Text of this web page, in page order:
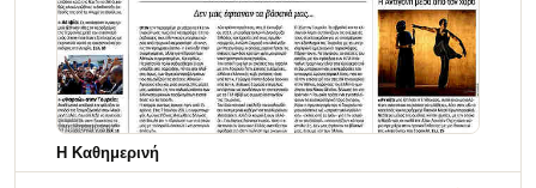
Η Καθημερινή